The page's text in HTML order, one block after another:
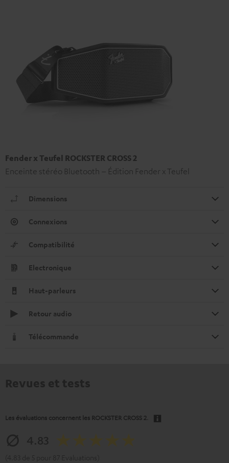
Fender x Teufel ROCKSTER CROSS 2
Enceinte stéréo Bluetooth – Édition Fender x Teufel
Dimensions
Connexions
Compatibilité
Electronique
Haut-parleurs
Retour audio
Télécommande
Les évaluations concernent les ROCKSTER CROSS 2.